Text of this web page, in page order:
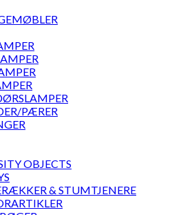
PÆRER
OBJECTS
& STUMTJENERE